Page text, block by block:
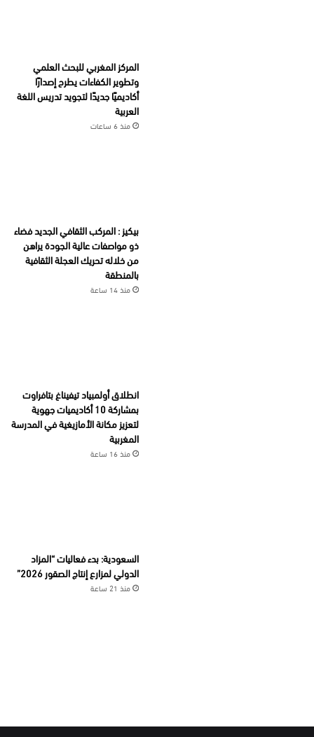
المركز المغربي للبحث العلمي
وتطوير الكفاءات يطرح إصدارًا
أكاديميًا جديدًا لتجويد تدريس اللغة
العربية
منذ 6 ساعات
بيكيز : المركب الثقافي الجديد فضاء
ذو مواصفات عالية الجودة يراهن
من خلاله تحريك العجلة الثقافية
بالمنطقة
منذ 14 ساعة
انطلاق أولمبياد تيفيناغ بتافراوت
بمشاركة 10 أكاديميات جهوية
لتعزيز مكانة الأمازيغية في المدرسة
المغربية
منذ 16 ساعة
السعودية: بدء فعاليات “المزاد
الدولي لمزارع إنتاج الصقور 2026”
منذ 21 ساعة